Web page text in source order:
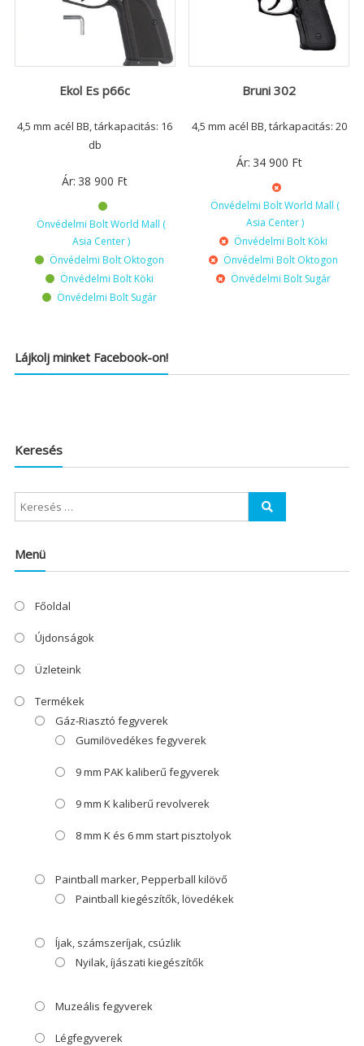
Ekol Es p66c
4,5 mm acél BB, tárkapacitás: 16
db
Ár: 38 900 Ft
Önvédelmi Bolt World Mall (
Asia Center )
Önvédelmi Bolt Oktogon
Önvédelmi Bolt Köki
Önvédelmi Bolt Sugár
Bruni 302
4,5 mm acél BB, tárkapacitás: 20
Ár: 34 900 Ft
Önvédelmi Bolt World Mall (
Asia Center )
Önvédelmi Bolt Köki
Önvédelmi Bolt Oktogon
Önvédelmi Bolt Sugár
Lájkolj minket Facebook-on!
Keresés
Menü
Főoldal
Újdonságok
Üzleteink
Termékek
Gáz-Riasztó fegyverek
Gumilövedékes fegyverek
9 mm PAK kaliberű fegyverek
9 mm K kaliberű revolverek
8 mm K és 6 mm start pisztolyok
Paintball marker, Pepperball kilövő
Paintball kiegészítők, lövedékek
Íjak, számszeríjak, csúzlik
Nyilak, íjászati kiegészítők
Muzeális fegyverek
Légfegyverek